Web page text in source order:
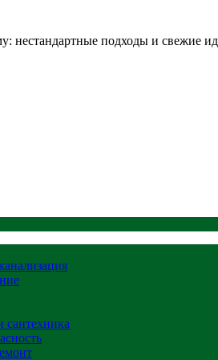
нестандартные подходы и свежие